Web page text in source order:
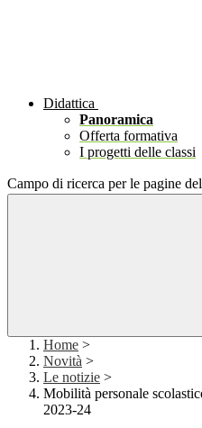
Didattica
Panoramica
Offerta formativa
I progetti delle classi
Campo di ricerca per le pagine
Home >
Novità >
Le notizie >
Mobilità personale
2023-24